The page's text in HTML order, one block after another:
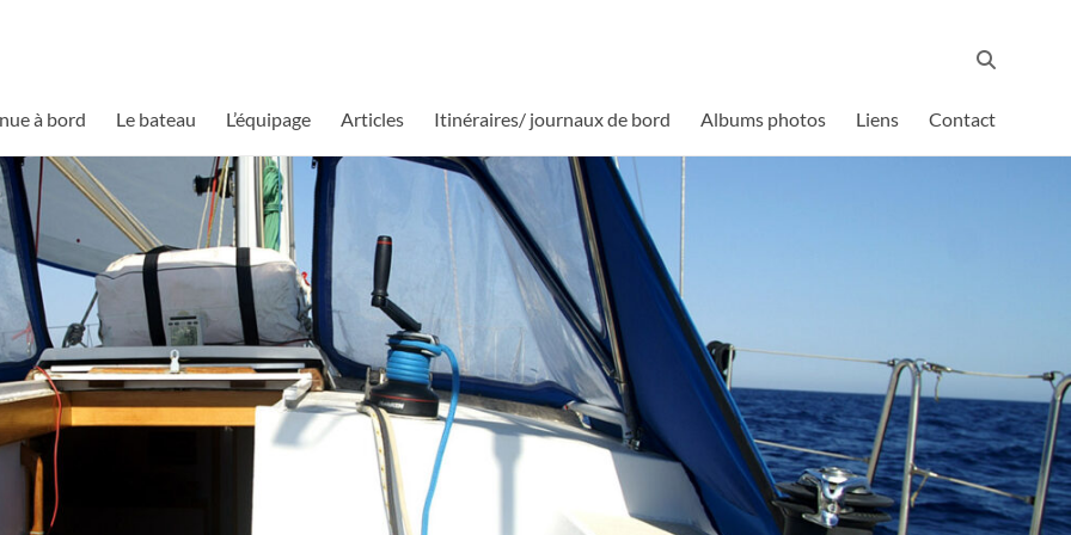
à bord Le bateau L’équipage Articles Itinéraires/ journaux de bord Albums photos Liens Contact